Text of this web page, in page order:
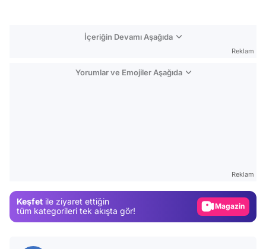
İçeriğin Devamı Aşağıda
Reklam
Yorumlar ve Emojiler Aşağıda
Reklam
Keşfet ile ziyaret ettiğin
tüm kategorileri tek akışta gör!
Magazin